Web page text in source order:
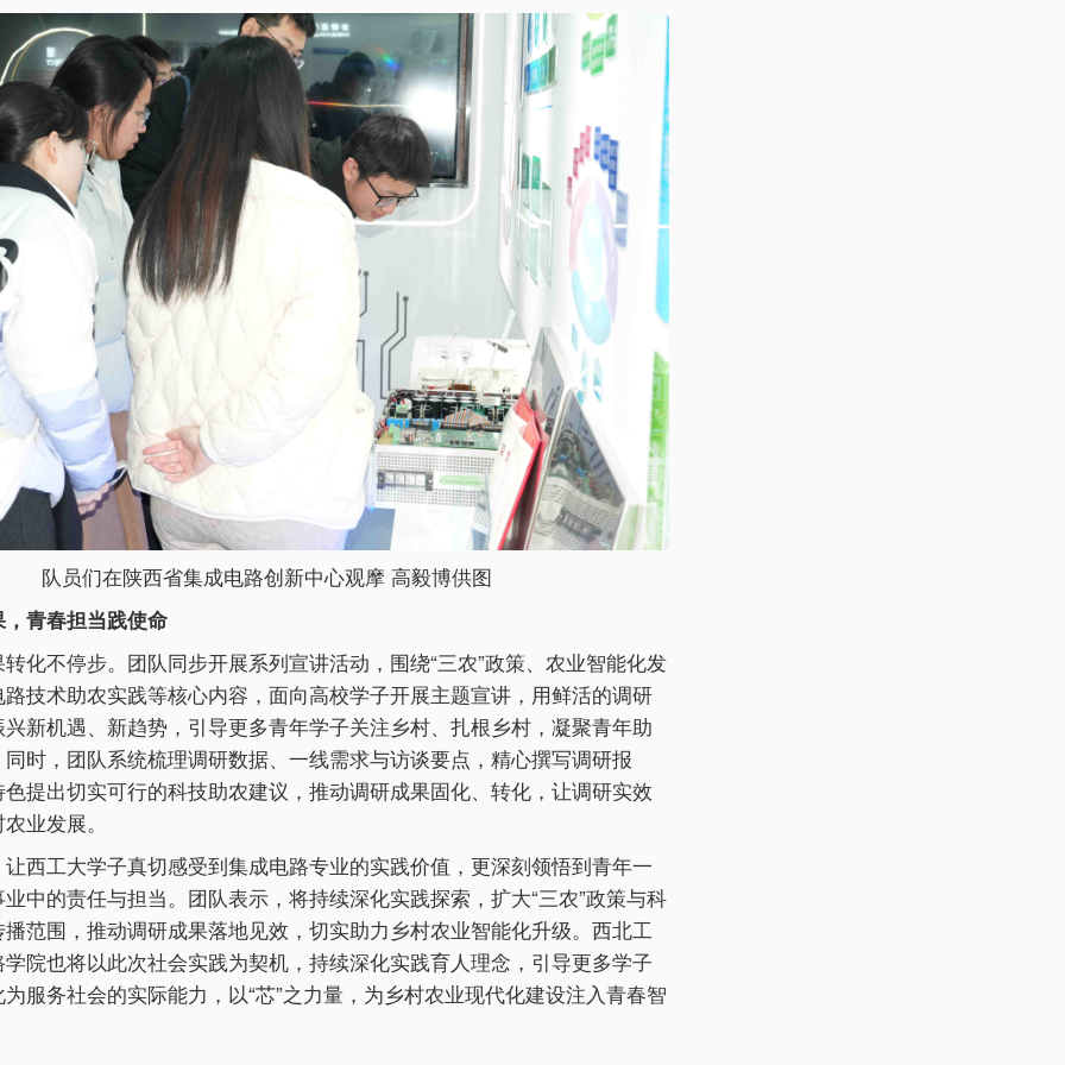
队员们在陕西省集成电路创新中心观摩 高毅博供图
青春担当践使命
化不停步。团队同步开展系列宣讲活动，围绕“三农”政策、农业智能化发
技术助农实践等核心内容，面向高校学子开展主题宣讲，用鲜活的调研
新机遇、新趋势，引导更多青年学子关注乡村、扎根乡村，凝聚青年助
时，团队系统梳理调研数据、一线需求与访谈要点，精心撰写调研报
提出切实可行的科技助农建议，推动调研成果固化、转化，让调研实效
业发展。
西工大学子真切感受到集成电路专业的实践价值，更深刻领悟到青年一
中的责任与担当。团队表示，将持续深化实践探索，扩大“三农”政策与科
范围，推动调研成果落地见效，切实助力乡村农业智能化升级。西北工
院也将以此次社会实践为契机，持续深化实践育人理念，引导更多学子
服务社会的实际能力，以“芯”之力量，为乡村农业现代化建设注入青春智